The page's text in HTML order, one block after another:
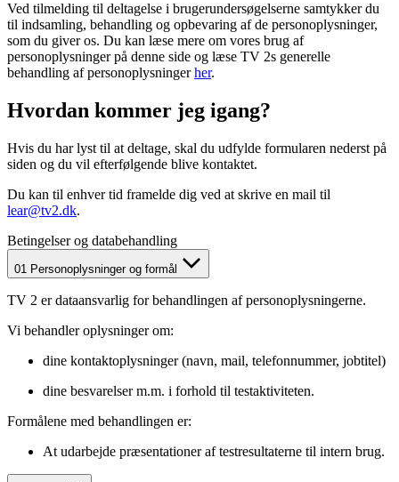
Ved tilmelding til deltagelse i brugerundersøgelserne samtykker du
til indsamling, behandling og opbevaring af de personoplysninger,
som du giver os. Du kan læse mere om vores brug af
personoplysninger på denne side og læse TV 2s generelle
behandling af personoplysningerher.
Hvordan kommer jeg igang?
Hvis du har lyst til at deltage, skal du udfylde formularen nederst på
siden og du vil efterfølgende blive kontaktet.
Du kan til enhver tid framelde dig ved at skrive en mail til
lear@tv2.dk.
Betingelser og databehandling
01 Personoplysninger og formål
TV 2 er dataansvarlig for behandlingen af personoplysningerne.
Vi behandler oplysninger om:
dine kontaktoplysninger (navn, mail, telefonnummer, jobtitel)
dine besvarelser m.m. i forhold til testaktiviteten.
Formålene med behandlingen er:
At udarbejde præsentationer af testresultaterne til intern brug.